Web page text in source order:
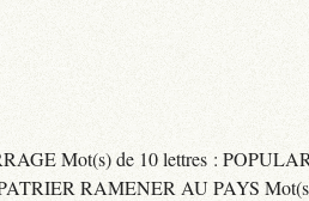
Mot(s) de 10 lettres :
RAMENER AU PAYS